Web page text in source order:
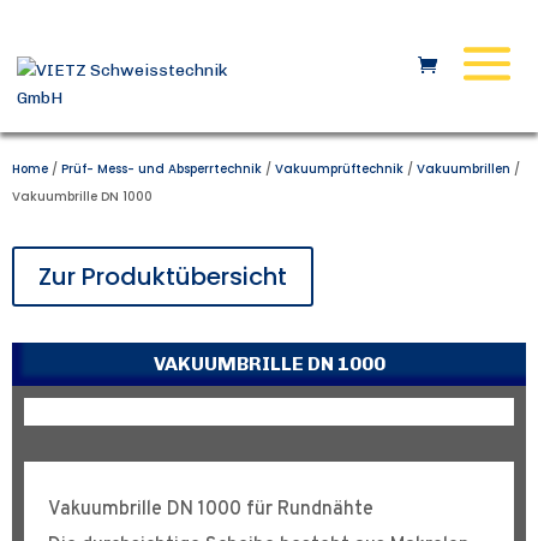
Home / Prüf- Mess- und Absperrtechnik / Vakuumprüftechnik / Vakuumbrillen /
Vakuumbrille DN 1000
Zur Produktübersicht
VAKUUMBRILLE DN 1000
Vakuumbrille DN 1000 für Rundnähte